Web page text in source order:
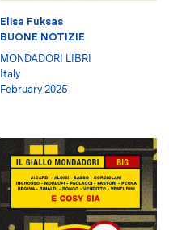
Elisa Fuksas
BUONE NOTIZIE
MONDADORI LIBRI
Italy
February 2025